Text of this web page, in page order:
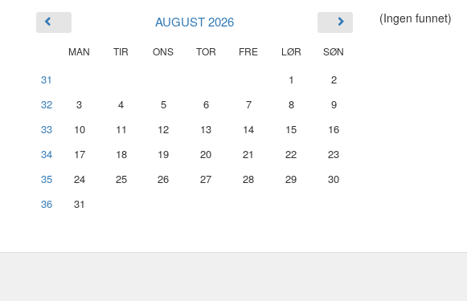
AUGUST 2026
MAN TIR ONS TOR FRE LØR SØN
31 1
2
32
3 4 5 6 7 8
9
33
10 11 12 13 14 15
16
34
17 18 19 20 21 22
23
35
24 25 26 27 28 29
30
36
31
(Ingen funnet)